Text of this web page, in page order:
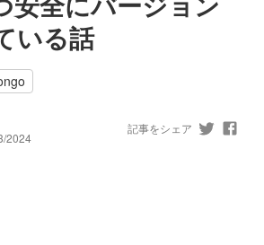
いる話
2024
記事をシェア